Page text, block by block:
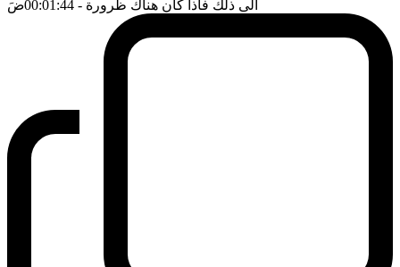
الى ذلك فاذا كان هناك ظرورة - 00:01:44 ضَ